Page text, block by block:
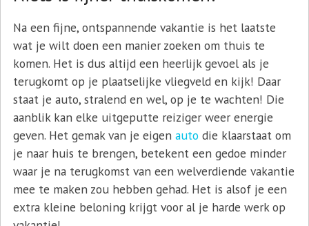
Na een fijne, ontspannende vakantie is het laatste
wat je wilt doen een manier zoeken om thuis te
komen. Het is dus altijd een heerlijk gevoel als je
terugkomt op je plaatselijke vliegveld en kijk! Daar
staat je auto, stralend en wel, op je te wachten! Die
aanblik kan elke uitgeputte reiziger weer energie
geven. Het gemak van je eigen autodie klaarstaat om
je naar huis te brengen, betekent een gedoe minder
waar je na terugkomst van een welverdiende vakantie
mee te maken zou hebben gehad. Het is alsof je een
extra kleine beloning krijgt voor al je harde werk op